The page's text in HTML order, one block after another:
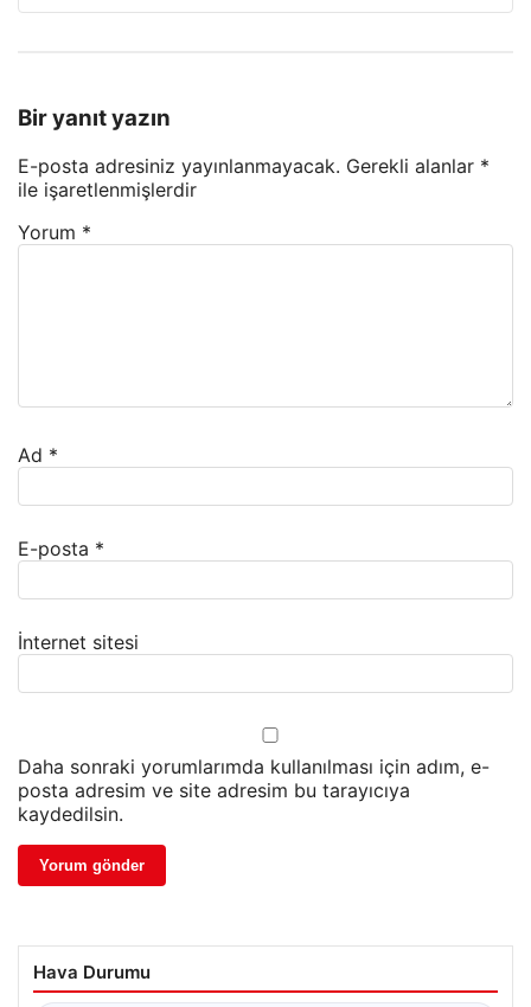
Bir yanıt yazın
E-posta adresiniz yayınlanmayacak. Gerekli alanlar *
ile işaretlenmişlerdir
Yorum *
Ad *
E-posta *
İnternet sitesi
Daha sonraki yorumlarımda kullanılması için adım, e-
posta adresim ve site adresim bu tarayıcıya
kaydedilsin.
Hava Durumu